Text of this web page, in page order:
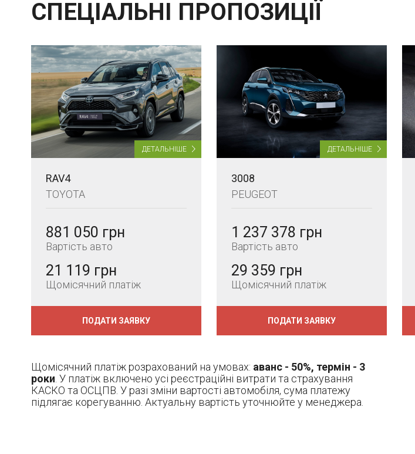
СПЕЦІАЛЬНІ ПРОПОЗИЦІЇ
ДЕТАЛЬНІШЕ
RAV4
TOYOTA
881 050 грн
Вартість авто
21 119 грн
Щомісячний платіж
ПОДАТИ ЗАЯВКУ
ДЕТАЛЬНІШЕ
3008
PEUGEOT
1 237 378 грн
Вартість авто
29 359 грн
Щомісячний платіж
ПОДАТИ ЗАЯВКУ
Щомісячний платіж розрахований на умовах: аванс - 50%, термін - 3
роки . У платіж включено усі реєстраційні витрати та страхування
КАСКО та ОСЦПВ. У разі зміни вартості автомобіля, сума платежу
підлягає корегуванню. Актуальну вартість уточнюйте у менеджера.